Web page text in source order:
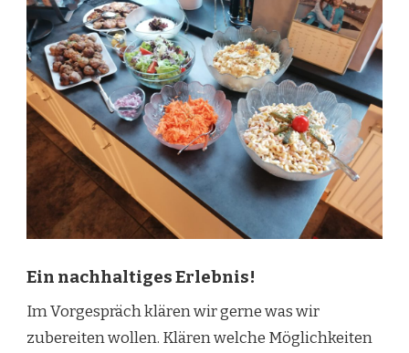
Ein nachhaltiges Erlebnis!
Im Vorgespräch klären wir gerne was wir
zubereiten wollen. Klären welche Möglichkeiten